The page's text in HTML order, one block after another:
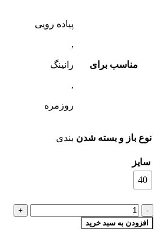
مناسب برای
پیاده رویی
,
رانینگ
,
روزمره
نوع باز و بسته شدن بندی
سایز
40
افزودن به سبد خرید